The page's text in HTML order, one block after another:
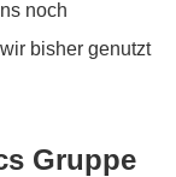
noch
bisher genutzt
Gruppe